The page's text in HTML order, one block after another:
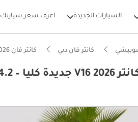
السيارات الجديدة اعرف سعر سيارتك
كانتر فان دبي كانتر فان 2026 دبي